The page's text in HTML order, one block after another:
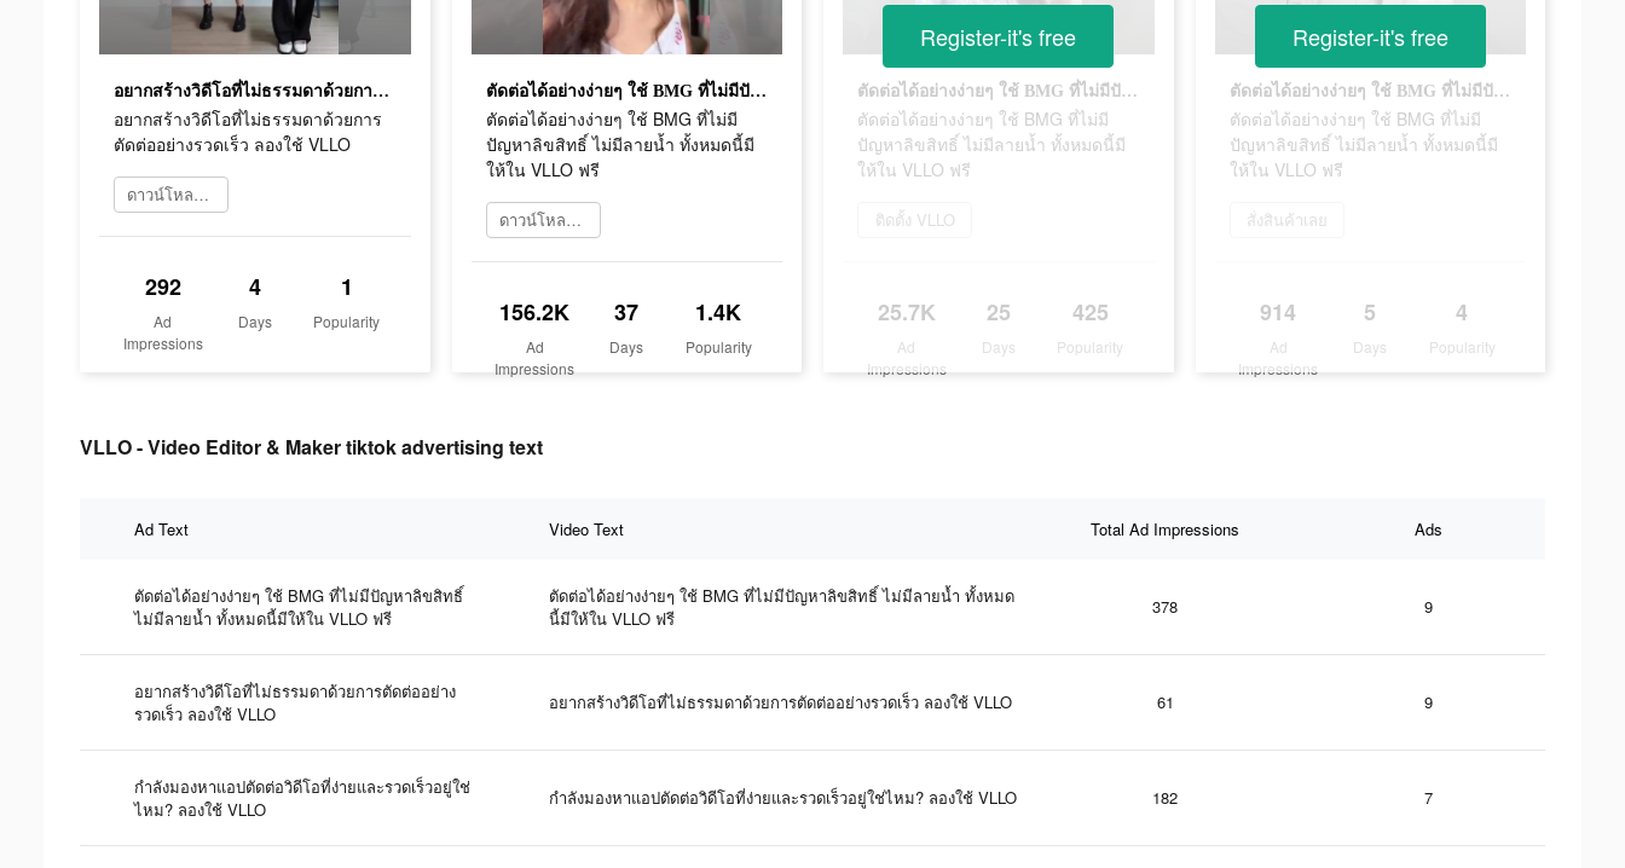
อยากสร้างวิดีโอที่ไม่ธรรมดาด้วยการตัดต่ออย่างรวดเร็ว ลองใช้ VLLO
อยากสร้างวิดีโอที่ไม่ธรรมดาด้วยการ
ตัดต่ออย่างรวดเร็ว ลองใช้ VLLO
ดาวน์โหลดเลย
292
Ad
Impressions
4
Days
1
Popularity
ตัดต่อได้อย่างง่ายๆ ใช้ BMG ที่ไม่มีปัญหาลิขสิทธิ์ ไม่มีลายน้ำ ทั้งหมดนี้มีให้ใน VLLO ฟรี
ตัดต่อได้อย่างง่ายๆ ใช้ BMG ที่ไม่มี
ปัญหาลิขสิทธิ์ ไม่มีลายน้ำ ทั้งหมดนี้มี
ให้ใน VLLO ฟรี
ดาวน์โหลดเลย
156.2K
Ad
Impressions
37
Days
1.4K
Popularity
ตัดต่อได้อย่างง่ายๆ ใช้ BMG ที่ไม่มีปัญหาลิขสิทธิ์ ไม่มีลายน้ำ ทั้งหมดนี้มีให้ใน VLLO ฟรี
ตัดต่อได้อย่างง่ายๆ ใช้ BMG ที่ไม่มี
ปัญหาลิขสิทธิ์ ไม่มีลายน้ำ ทั้งหมดนี้มี
ให้ใน VLLO ฟรี
ติดตั้ง VLLO
25.7K
Ad
Impressions
25
Days
425
Popularity
Register-it's free
ตัดต่อได้อย่างง่ายๆ ใช้ BMG ที่ไม่มีปัญหาลิขสิทธิ์ ไม่มีลายน้ำ ทั้งหมดนี้มีให้ใน VLLO ฟรี
ตัดต่อได้อย่างง่ายๆ ใช้ BMG ที่ไม่มี
ปัญหาลิขสิทธิ์ ไม่มีลายน้ำ ทั้งหมดนี้มี
ให้ใน VLLO ฟรี
สั่งสินค้าเลย
914
Ad
Impressions
5
Days
4
Popularity
Register-it's free
VLLO - Video Editor & Maker tiktok advertising text
Ad Text Video Text Total Ad Impressions Ads
ตัดต่อได้อย่างง่ายๆ ใช้ BMG ที่ไม่มีปัญหาลิขสิทธิ์
ไม่มีลายน้ำ ทั้งหมดนี้มีให้ใน VLLO ฟรี
ตัดต่อได้อย่างง่ายๆ ใช้ BMG ที่ไม่มีปัญหาลิขสิทธิ์ ไม่มีลายน้ำ ทั้งหมด
นี้มีให้ใน VLLO ฟรี
378 9
อยากสร้างวิดีโอที่ไม่ธรรมดาด้วยการตัดต่ออย่าง
รวดเร็ว ลองใช้ VLLO
อยากสร้างวิดีโอที่ไม่ธรรมดาด้วยการตัดต่ออย่างรวดเร็ว ลองใช้ VLLO 61 9
กำลังมองหาแอปตัดต่อวิดีโอที่ง่ายและรวดเร็วอยู่ใช่
ไหม? ลองใช้ VLLO
กำลังมองหาแอปตัดต่อวิดีโอที่ง่ายและรวดเร็วอยู่ใช่ไหม? ลองใช้ VLLO 182 7